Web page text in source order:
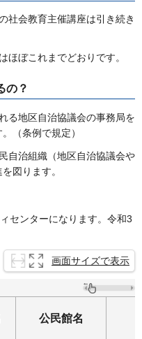
社会教育主催講座は引き続き
ほぼこれまでどおりです。
の？
る地区自治協議会の事務局を
（条例で規定）
自治組織（地区自治協議会や
図ります。
センターになります。令和3
画面サイズで表示
公民館名